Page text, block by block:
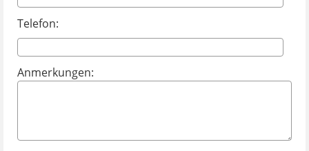
Telefon:
Anmerkungen: